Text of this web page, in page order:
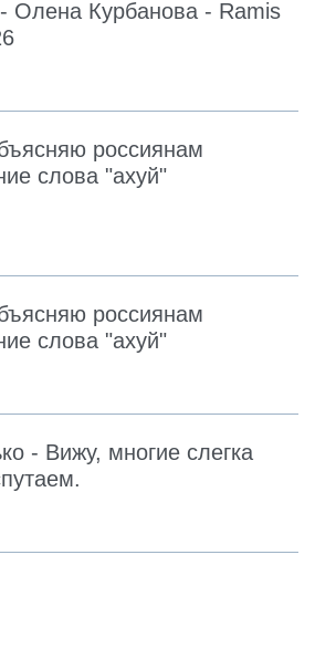
Олена Курбанова - Ramis
россиянам
слова "ахуй"
россиянам
слова "ахуй"
- Вижу, многие слегка